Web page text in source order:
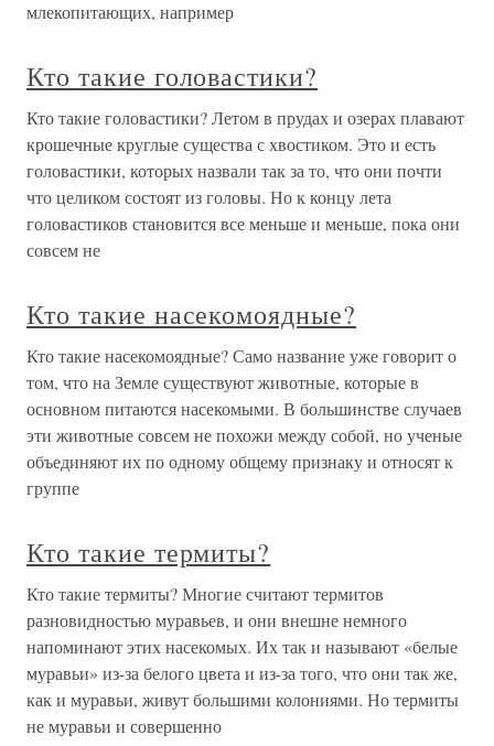
млекопитающих, например
Кто такие головастики?
Кто такие головастики? Летом в прудах и озерах плавают
крошечные круглые существа с хвостиком. Это и есть
головастики, которых назвали так за то, что они почти
что целиком состоят из головы. Но к концу лета
головастиков становится все меньше и меньше, пока они
совсем не
Кто такие насекомоядные?
Кто такие насекомоядные? Само название уже говорит о
том, что на Земле существуют животные, которые в
основном питаются насекомыми. В большинстве случаев
эти животные совсем не похожи между собой, но ученые
объединяют их по одному общему признаку и относят к
группе
Кто такие термиты?
Кто такие термиты? Многие считают термитов
разновидностью муравьев, и они внешне немного
напоминают этих насекомых. Их так и называют «белые
муравьи» из-за белого цвета и из-за того, что они так же,
как и муравьи, живут большими колониями. Но термиты
не муравьи и совершенно